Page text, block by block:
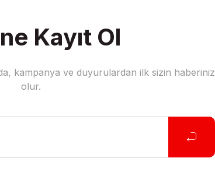
Gönder
Kayıt Ol
kampanya ve duyurulardan ilk sizin haberiniz
olur.